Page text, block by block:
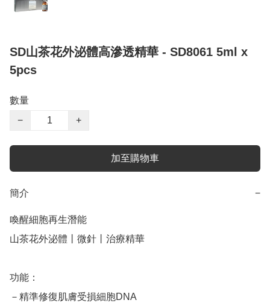
SD山茶花外泌體高滲透精華 - SD8061 5ml x
5pcs
數量
−
+
加至購物車
簡介 −
喚醒細胞再生潛能
山茶花外泌體丨微針丨治療精華
功能：
－精準修復肌膚受損細胞DNA